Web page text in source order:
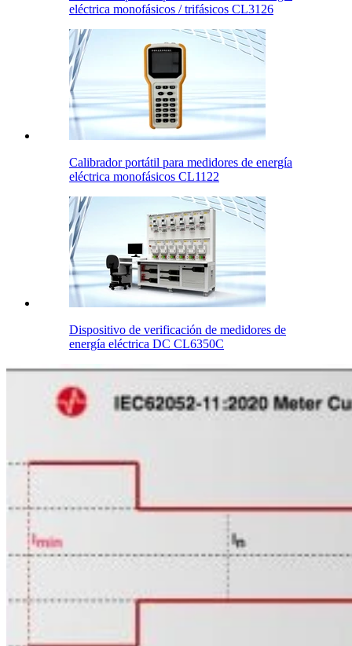
eléctrica monofásicos / trifásicos CL3126
Calibrador portátil para medidores de energía
eléctrica monofásicos CL1122
Dispositivo de verificación de medidores de
energía eléctrica DC CL6350C